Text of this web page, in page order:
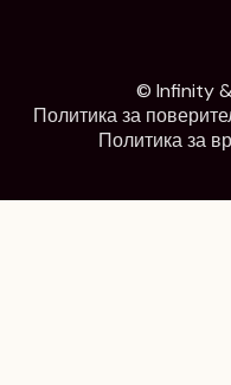
© Infinity
Политика за
Политика за